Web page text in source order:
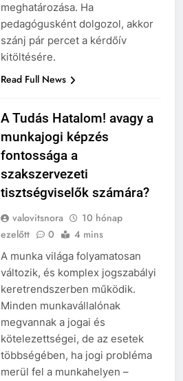
meghatározása. Ha
pedagógusként dolgozol, akkor
szánj pár percet a kérdőív
kitöltésére.
Read Full News
A Tudás Hatalom! avagy a
munkajogi képzés
fontossága a
szakszervezeti
tisztségviselők számára?
valovitsnora
10 hónap
ezelőtt
0 4 mins
A munka világa folyamatosan
változik, és komplex jogszabályi
keretrendszerben működik.
Minden munkavállalónak
megvannak a jogai és
kötelezettségei, de az esetek
többségében, ha jogi probléma
merül fel a munkahelyen –